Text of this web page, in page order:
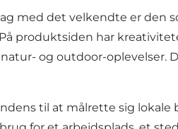
med det velkendte er den
produktsiden har
og outdoor-oplevelser.
til at målrette sig